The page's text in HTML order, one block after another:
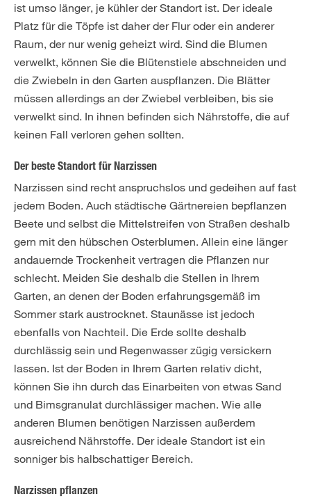
ist umso länger, je kühler der Standort ist. Der ideale
Platz für die Töpfe ist daher der Flur oder ein anderer
Raum, der nur wenig geheizt wird. Sind die Blumen
verwelkt, können Sie die Blütenstiele abschneiden und
die Zwiebeln in den Garten auspflanzen. Die Blätter
müssen allerdings an der Zwiebel verbleiben, bis sie
verwelkt sind. In ihnen befinden sich Nährstoffe, die auf
keinen Fall verloren gehen sollten.
Der beste Standort für Narzissen
Narzissen sind recht anspruchslos und gedeihen auf fast
jedem Boden. Auch städtische Gärtnereien bepflanzen
Beete und selbst die Mittelstreifen von Straßen deshalb
gern mit den hübschen Osterblumen. Allein eine länger
andauernde Trockenheit vertragen die Pflanzen nur
schlecht. Meiden Sie deshalb die Stellen in Ihrem
Garten, an denen der Boden erfahrungsgemäß im
Sommer stark austrocknet. Staunässe ist jedoch
ebenfalls von Nachteil. Die Erde sollte deshalb
durchlässig sein und Regenwasser zügig versickern
lassen. Ist der Boden in Ihrem Garten relativ dicht,
können Sie ihn durch das Einarbeiten von etwas Sand
und Bimsgranulat durchlässiger machen. Wie alle
anderen Blumen benötigen Narzissen außerdem
ausreichend Nährstoffe. Der ideale Standort ist ein
sonniger bis halbschattiger Bereich.
Narzissen pflanzen